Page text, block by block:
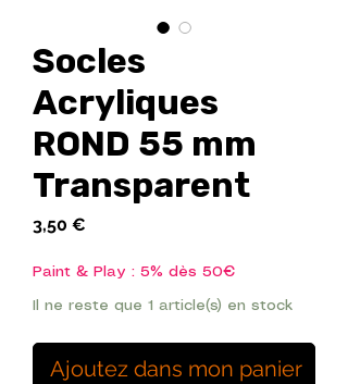
Socles
Acryliques
ROND 55 mm
Transparent
3,50 €
Paint & Play : 5% dès 50€
Il ne reste que 1 article(s) en stock
Ajoutez dans mon panier